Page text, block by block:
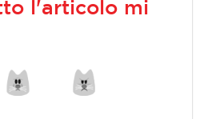
l'articolo mi